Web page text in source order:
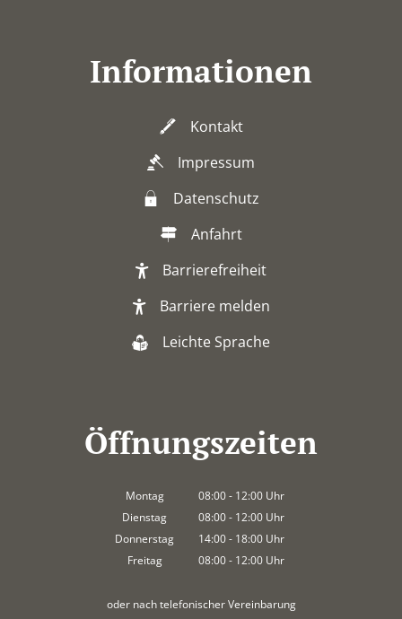
Informationen
Kontakt
Impressum
Datenschutz
Anfahrt
Barrierefreiheit
Barriere melden
Leichte Sprache
Öffnungszeiten
Montag 08:00- 12:00 Uhr
Von 08:00 bis 12:00 Uhr
Dienstag 08:00- 12:00 Uhr
Von 08:00 bis 12:00 Uhr
Donnerstag 14:00- 18:00 Uhr
Von 14:00 bis 18:00 Uhr
Freitag 08:00- 12:00 Uhr
oder nach telefonischer Vereinbarung